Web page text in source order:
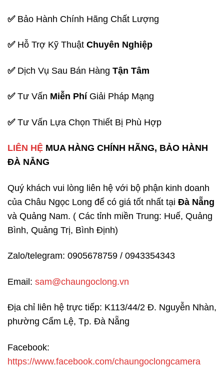
✅ Bảo Hành Chính Hãng Chất Lượng
✅ Hỗ Trợ Kỹ Thuật Chuyên Nghiệp
✅ Dịch Vụ Sau Bán Hàng Tận Tâm
✅ Tư Vấn Miễn Phí Giải Pháp Mạng
✅ Tư Vấn Lựa Chọn Thiết Bị Phù Hợp
LIÊN HỆ MUA HÀNG CHÍNH HÃNG, BẢO HÀNH
ĐÀ NẴNG
Quý khách vui lòng liên hệ với bộ phận kinh doanh
của Châu Ngọc Long để có giá tốt nhất tại Đà Nẵng
và Quảng Nam. ( Các tỉnh miền Trung: Huế, Quảng
Bình, Quảng Trị, Bình Định)
Zalo/telegram: 0905678759 / 0943354343
Email: sam@chaungoclong.vn
Địa chỉ liên hệ trực tiếp: K113/44/2 Đ. Nguyễn Nhàn,
phường Cẩm Lệ, Tp. Đà Nẵng
Facebook:
https://www.facebook.com/chaungoclongcamera